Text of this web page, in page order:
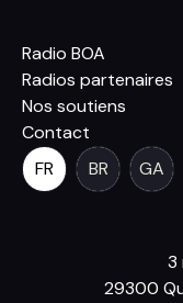
Radio BOA
Radios partenaires
Nos soutiens
Contact
FR
BR GA
3
29300